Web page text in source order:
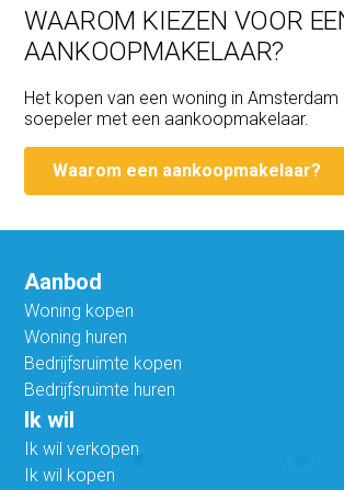
WAAROM KIEZEN VOOR
AANKOOPMAKELAAR?
Het kopen van een woning in Amsterdam
soepeler met een aankoopmakelaar.
Waarom een aankoopmakelaar?
Aanbod
Woning kopen
Woning huren
Bedrijfsruimte kopen
Bedrijfsruimte huren
Ik wil
Ik wil verkopen
Ik wil kopen